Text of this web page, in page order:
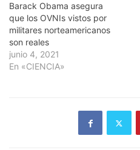
Barack Obama asegura
que los OVNIs vistos por
militares norteamericanos
son reales
junio 4, 2021
En «CIENCIA»